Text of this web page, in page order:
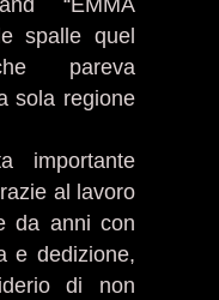
“EMMA
spalle quel
pareva
sola regione
importante
al lavoro
da anni con
e dedizione,
di non